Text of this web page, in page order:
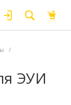
/
ЭУИ